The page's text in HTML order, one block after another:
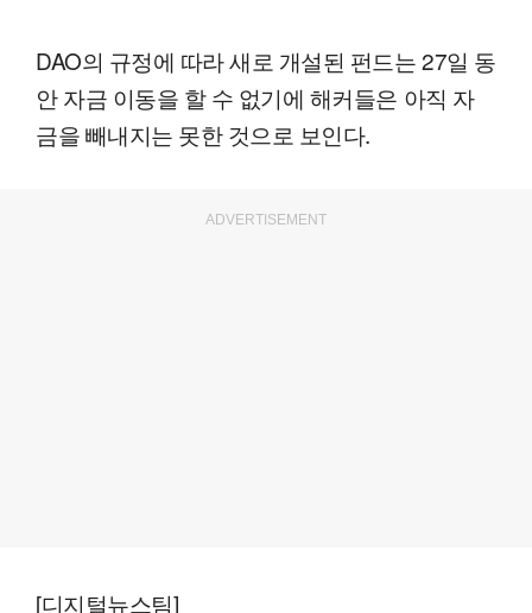
DAO의 규정에 따라 새로 개설된 펀드는 27일 동
안 자금 이동을 할 수 없기에 해커들은 아직 자
금을 빼내지는 못한 것으로 보인다.
ADVERTISEMENT
[디지털뉴스팀]